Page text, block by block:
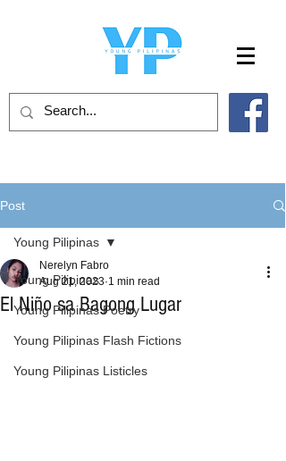
Post
Young Pilipinas
Young Pilipinas Poetry
Young Pilipinas Flash Fictions
Young Pilipinas Listicles
Young Pilipinas
El Niño sa Bagong Lugar
Nerelyn Fabro
Aug 21, 2023 1 min read